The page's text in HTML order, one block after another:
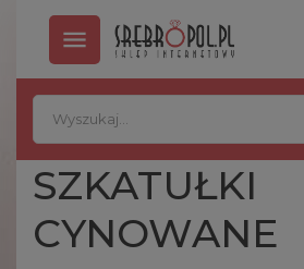

SZKATUŁKI
CYNOWANE